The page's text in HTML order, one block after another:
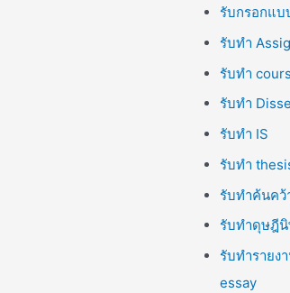
รับกรอกแ
รับทำ
รับทำ
รับทำ
รับทำ IS
รับทำ
รับทำค้นคว้
รับทำดุษฎี
รับทำรายง
essay